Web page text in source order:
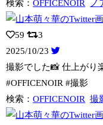
検索：OFFICENOIR ノ
59
3
2025/10/23
撮影でした📸 仕上がり
#OFFICENOIR #撮影
検索：OFFICENOIR 撮